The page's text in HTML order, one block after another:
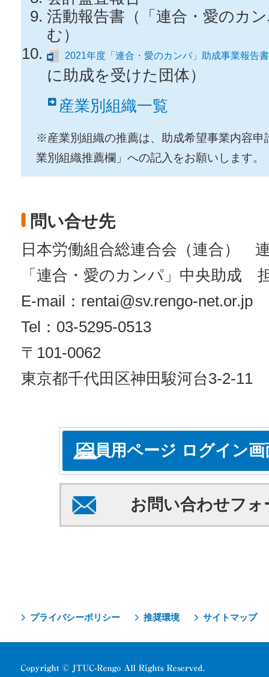
活動報告書（「連合・愛のカ
む）
2021年度「連合・愛のカンパ」助成事業報告
に助成を受けた団体）
産業別組織一覧
※産業別組織の推薦は、助成希望事業内容申
業別組織推薦欄」への記入をお願いします。
問い合せ先
日本労働組合総連合会（連合）
「連合・愛のカンパ」中央助成
E-mail：rentai@sv.rengo-net.or.jp
Tel：03-5295-0513
〒101-0062
東京都千代田区神田駿河台3-2-11
会員用ページ ログイン
お問い合わせフォ
プライバシーポリシー 推奨環境 サイトマップ